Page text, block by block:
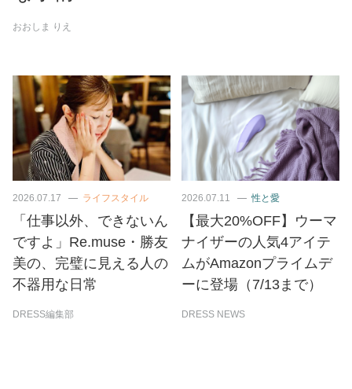
おおしま りえ
2026.07.17 ライフスタイル
「仕事以外、できないん
ですよ」Re.muse・勝友
美の、完璧に見える人の
不器用な日常
DRESS編集部
2026.07.11 性と愛
【最大20%OFF】ウーマ
ナイザーの人気4アイテ
ムがAmazonプライムデ
ーに登場（7/13まで）
DRESS NEWS